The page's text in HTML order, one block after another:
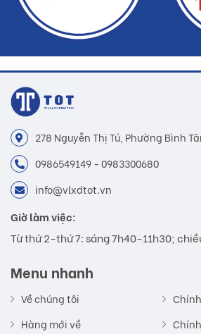
278 Nguyễn Thị Tú, Phường Bình
0986549149 - 0983300680
info@vlxdtot.vn
Giờ làm việc:
Từ thứ 2-thứ 7: sáng 7h40-11h30;
Menu nhanh
Về chúng tôi
Hàng mới về